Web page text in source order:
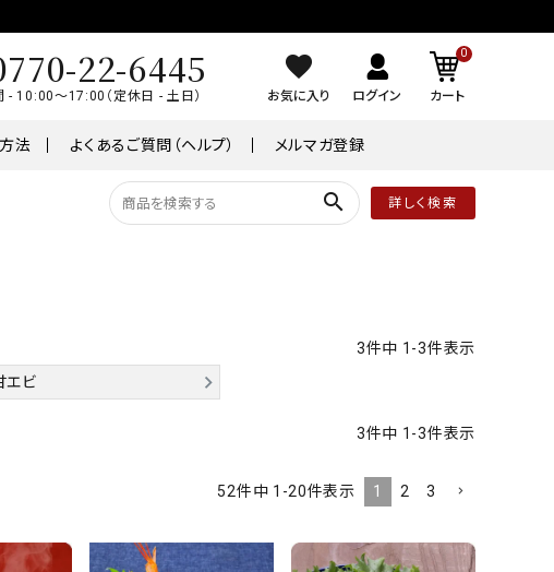
22-6445
- 10:00～17:00（定休日 - 土日） お気に入り ログイン
0
カート
法 よくあるご質問（ヘルプ） メルマガ登録
フト ワイン
その他
search 詳しく検索
3件中 1 -3件表示
エビ
3件中 1 -3件表示
52件中 1 -20件表示 1 2 3